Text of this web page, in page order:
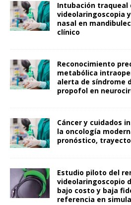
Intubación traqueal
videolaringoscopia
nasal en
clínico
Reconocimiento
metabólica
alerta de síndrome
propofol en
Cáncer y cuidados
la oncología
pronóstico,
Estudio piloto del
videolaringoscopio
bajo costo y baja
referencia en